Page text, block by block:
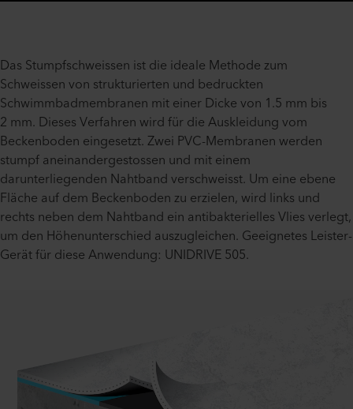
Das Stumpfschweissen ist die ideale Methode zum
Schweissen von strukturierten und bedruckten
Schwimmbadmembranen mit einer Dicke von 1.5 mm bis
2 mm. Dieses Verfahren wird für die Auskleidung vom
Beckenboden eingesetzt. Zwei PVC-Membranen werden
stumpf aneinandergestossen und mit einem
darunterliegenden Nahtband verschweisst. Um eine ebene
Fläche auf dem Beckenboden zu erzielen, wird links und
rechts neben dem Nahtband ein antibakterielles Vlies verlegt,
um den Höhenunterschied auszugleichen. Geeignetes Leister-
Gerät für diese Anwendung: UNIDRIVE 505.